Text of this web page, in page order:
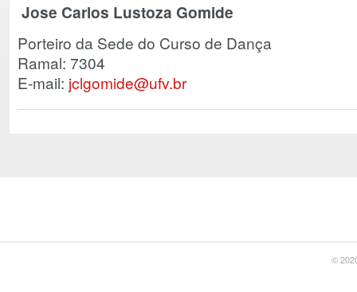
Jose Carlos Lustoza Gomide
Porteiro da Sede do Curso de Dança
Ramal: 7304
E-mail: jclgomide@ufv.br
©